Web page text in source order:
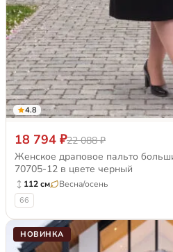
4.8
18 794 ₽22 088 ₽
Женское драповое пальто
70705-12 в цвете черный
112 см Весна/осень
66
НОВИНКА